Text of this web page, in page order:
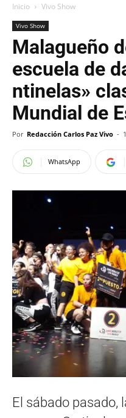
Inicio Vivo Show
Vivo Show
Malagueño
escuela de
ntinelas»
Mundial de
Por Redacción Carlos Paz Vivo -
WhatsApp
El sábado pasado,